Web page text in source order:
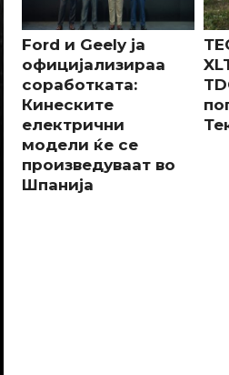
Ford и Geely ја
официјализираа
соработката:
Кинеските
електрични
модели ќе се
произведуваат во
Шпанија